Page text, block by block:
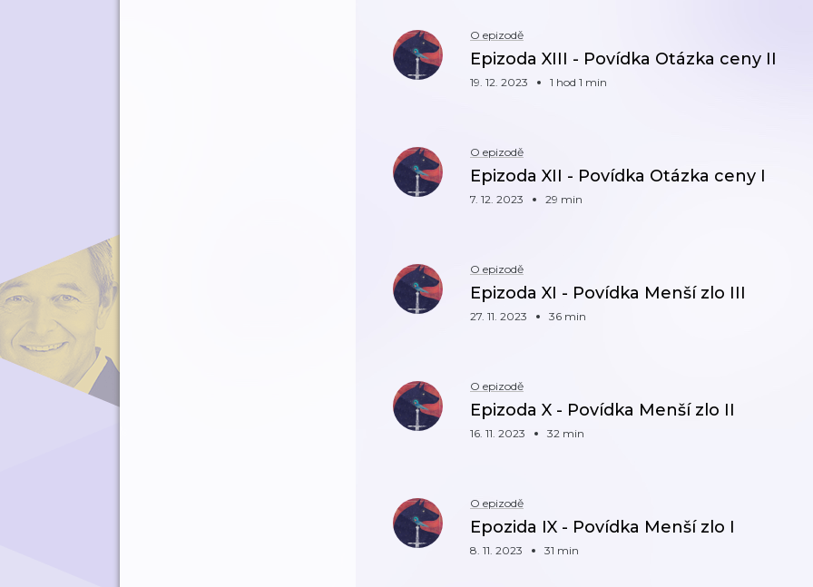
O epizodě
Epizoda XIII - Povídka Otázka ceny II
19. 12. 2023 1 hod 1 min
O epizodě
Epizoda XII - Povídka Otázka ceny I
7. 12. 2023 29 min
O epizodě
Epizoda XI - Povídka Menší zlo III
27. 11. 2023 36 min
O epizodě
Epizoda X - Povídka Menší zlo II
16. 11. 2023 32 min
O epizodě
Epozida IX - Povídka Menší zlo I
8. 11. 2023 31 min